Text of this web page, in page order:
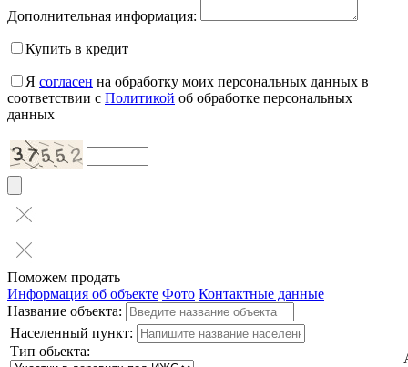
Дополнительная информация:
Купить в кредит
Я согласен на обработку моих персональных данных в
соответствии с Политикой об обработке персональных
данных
Поможем продать
Информация об объекте Фото Контактные данные
Название объекта:
Населенный пункт:
Тип обьекта: